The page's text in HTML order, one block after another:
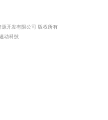
开发有限公司 版权所有
动科技